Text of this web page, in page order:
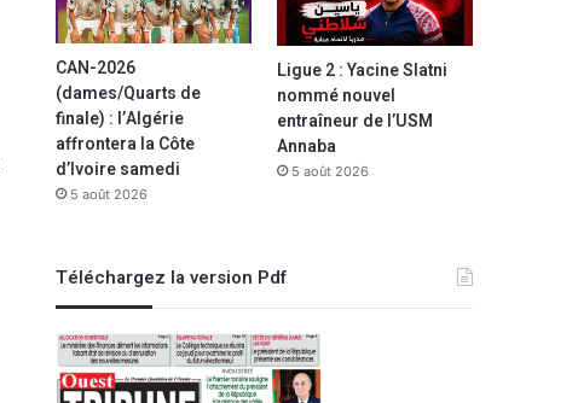
CAN-2026
(dames/Quarts de
finale) : l’Algérie
affrontera la Côte
d’Ivoire samedi
5 août 2026
Ligue 2 : Yacine Slatni
nommé nouvel
entraîneur de l’USM
Annaba
5 août 2026
Téléchargez la version Pdf